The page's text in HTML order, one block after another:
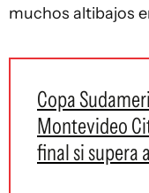
muchos altibajos
Copa
Montevideo
final si supera